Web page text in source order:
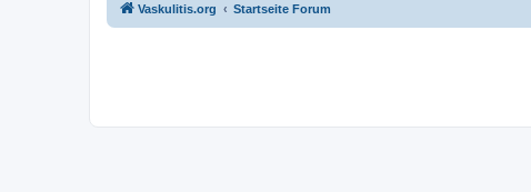
Vaskulitis.org Startseite Forum